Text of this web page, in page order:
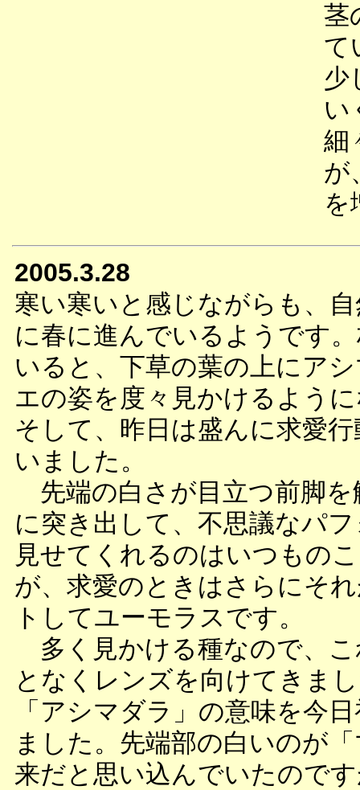
茎
て
少
い
細
が
を
2005.3.28
寒い寒いと感じながらも、
に春に進んでいるようです
いると、下草の葉の上にア
エの姿を度々見かけるよう
そして、昨日は盛んに求愛
いました。
先端の白さが目立つ前脚を
に突き出して、不思議なパ
見せてくれるのはいつもの
が、求愛のときはさらにそ
トしてユーモラスです。
多く見かける種なので、
となくレンズを向けてきま
「アシマダラ」の意味を今
ました。先端部の白いのが
来だと思い込んでいたので